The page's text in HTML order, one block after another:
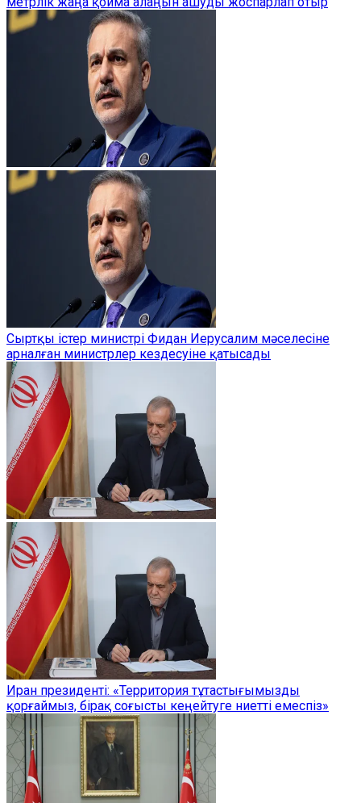
Сыртқы істер министрі Фидан Иерусалим мәселесіне
арналған министрлер кездесуіне қатысады
Иран президенті: «Территория тұтастығымызды
қорғаймыз, бірақ соғысты кеңейтуге ниетті емеспіз»